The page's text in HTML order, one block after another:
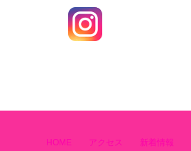
HOME アクセス 新着情報